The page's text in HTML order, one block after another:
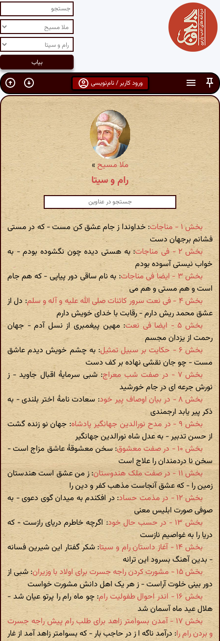
ورود کاربر / نام‌نویسی
ملا مسیح»
رام و سیتا
بخش ۱ - مناجات
: خداوندا ز جام عشق کن مست - که در مستی
فشانم برجهان دست
بخش ۲ - فی مناجات
: به هستی دیده چون نگشوده بودم - به
خواب نیستی آسوده بودم
بخش ۳ - ایضا فی مناجات
: به نام ساقی دور پیاپی - که هم جام
است و هم مستی و هم می
بخش ۴ - فی نعت سرور کائنات صلی الله علیه و آله و سلم
: دل از
عشق محمد ریش دارم - رقابت با خدای خویش دارم
بخش ۵ - ایضا فی نعت
: مهین پیغمبری از نسل آدم - جهان
رحمت از یزدان مجسم
بخش ۶ - حکایت بر سبیل تمثیل
: به چشم خویش دیدم عاشق
مست - چو جان نقشی نهاده بر کف دست
بخش ۷ - در صفت شب معراج
: شبی سرمایۀ اقبال جاوید - ز
نورش جرعه ای در جام خورشید
بخش ۸ - در بیان اوصاف پیر خود
: سعادت نامۀ اختر بلندی - به
ذکر پیر یابد ارجمندی
بخش ۹ - در مدح نورالدین جهانگیر پادشاه
: جهان نو زنده گشت
از حسن تدبیر - به عدل شاه نورالدین جهانگیر
بخش ۱۰ - در صفت معشوق
: سخن معشوقۀ عاشق مزاج است -
سخن نا دردمندان را علاج است
بخش ۱۱ - در صفت ملک هندوستان
: ز من عشق است هندستان
زمین را - که عشق آنجاست مذهب کفر و دین را
بخش ۱۲ - در مذمت حساد
: در افکندم به میدان گوی دعوی - به
صوفی صورت ابلیس معنی
بخش ۱۳ - در حسب حال خود
: اگرچه خاطرم دریای رازست - که
دریا را به غواصیم نازست
بخش ۱۴ - آغاز داستان رام و سیتا
: شکر گفتار این شیرین فسانه
- بدین آهنگ بسرود این ترانه
بخش ۱۵ - مشورت کردن راجه جسرت برای اولاد با وزیران
: شبی از
دور بینی خلوت آراست - ز هر یک اهل دانش مشورت خواست
بخش ۱۶ - اندر احوال طفولیت رام
: چو ماه رام را پرتو عیان شد -
هلال عید ماه آسمان شد
بخش ۱۷ - آمدن بسوامتر زاهد برای طلب رام پیش راجه جسرت
و بردن رام را: درآمد ناگه ا ز در حاجب بار - که بسوامتر زاهد آمد از غار